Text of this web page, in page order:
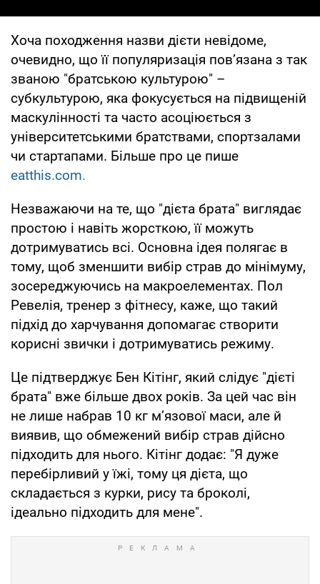
Хоча походження назви дієти невідоме,
очевидно, що її популяризація пов’язана з так
званою "братською культурою" –
субкультурою, яка фокусується на підвищеній
маскулінності та часто асоціюється з
університетськими братствами, спортзалами
чи стартапами. Більше про це пише
eatthis.com.
Незважаючи на те, що "дієта брата" виглядає
простою і навіть жорсткою, її можуть
дотримуватись всі. Основна ідея полягає в
тому, щоб зменшити вибір страв до мінімуму,
зосереджуючись на макроелементах. Пол
Ревелія, тренер з фітнесу, каже, що такий
підхід до харчування допомагає створити
корисні звички і дотримуватись режиму.
Це підтверджує Бен Кітінг, який слідує "дієті
брата" вже більше двох років. За цей час він
не лише набрав 10 кг м’язової маси, але й
виявив, що обмежений вибір страв дійсно
підходить для нього. Кітінг додає: "Я дуже
перебірливий у їжі, тому ця дієта, що
складається з курки, рису та броколі,
ідеально підходить для мене".